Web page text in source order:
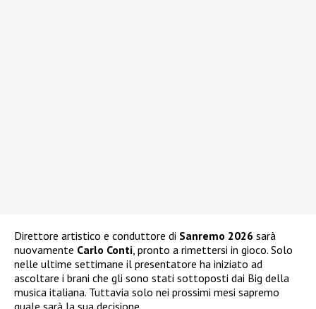
Direttore artistico e conduttore di Sanremo 2026 sarà
nuovamente Carlo Conti, pronto a rimettersi in gioco. Solo
nelle ultime settimane il presentatore ha iniziato ad
ascoltare i brani che gli sono stati sottoposti dai Big della
musica italiana. Tuttavia solo nei prossimi mesi sapremo